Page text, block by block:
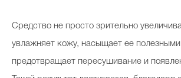
Средство не просто зрительно
увлажняет кожу, насыщает ее
предотвращает пересушивание и